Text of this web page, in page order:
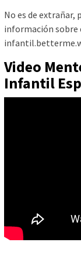
No es de extrañar,
información sobre
Video
Infantil